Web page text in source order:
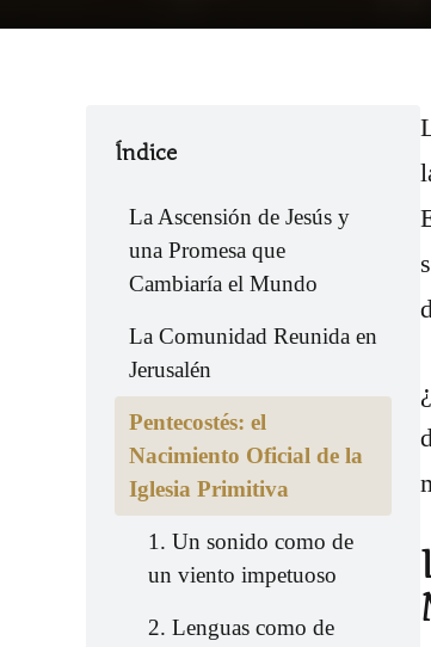
Índice
La Ascensión de Jesús y
una Promesa que
Cambiaría el Mundo
La Comunidad Reunida en
Jerusalén
Pentecostés: el
Nacimiento Oficial de la
Iglesia Primitiva
1. Un sonido como de
un viento impetuoso
2. Lenguas como de